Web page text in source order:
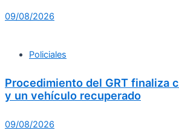
09/08/2026
Policiales
Procedimiento del GRT finaliza
y un vehículo recuperado
09/08/2026